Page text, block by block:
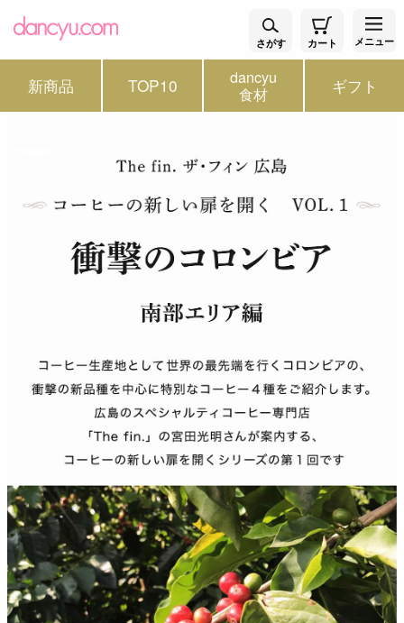
さがす カート メニュー
新商品 TOP10 dancyu
食材 ギフト